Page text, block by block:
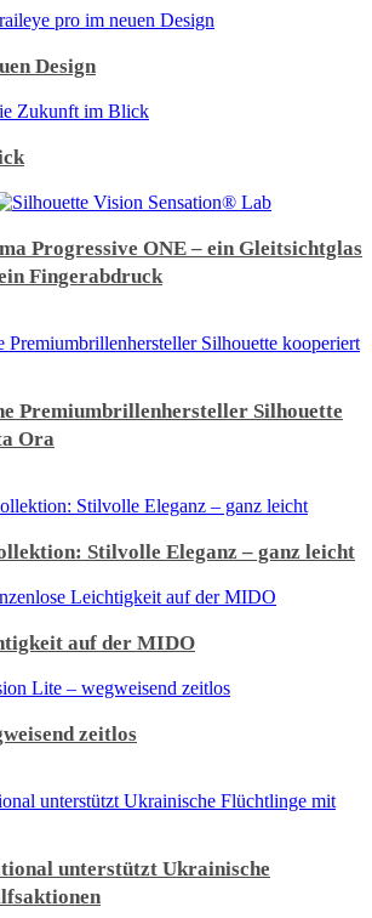
Design
Progressive ONE – ein Gleitsichtglas
Fingerabdruck
Premiumbrillenhersteller Silhouette
Ora
Stilvolle Eleganz – ganz leicht
auf der MIDO
zeitlos
unterstützt Ukrainische